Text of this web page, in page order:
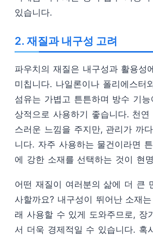
있습니다.
2. 재질과 내구성 고려
파우치의 재질은 내구성과 활용성
미칩니다. 나일론이나 폴리에스터
섬유는 가볍고 튼튼하며 방수 기능
상적으로 사용하기 좋습니다. 천연
스러운 느낌을 주지만, 관리가 까
니다. 자주 사용하는 물건이라면
에 강한 소재를 선택하는 것이 현
어떤 재질이 여러분의 삶에 더 큰
사할까요? 내구성이 뛰어난 소재
래 사용할 수 있게 도와주므로, 장
서 더욱 경제적일 수 있습니다. 혹